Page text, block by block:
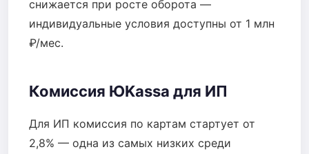
снижается при росте оборота —
индивидуальные условия доступны от 1 млн
₽/мес.
Комиссия ЮKassa для ИП
Для ИП комиссия по картам стартует от
2,8% — одна из самых низких среди